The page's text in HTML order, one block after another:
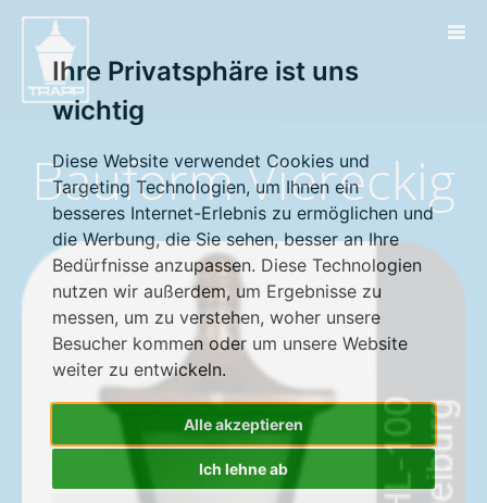
Ihre Privatsphäre ist uns
wichtig
Diese Website verwendet Cookies und
Targeting Technologien, um Ihnen ein
besseres Internet-Erlebnis zu ermöglichen und
die Werbung, die Sie sehen, besser an Ihre
Bedürfnisse anzupassen. Diese Technologien
nutzen wir außerdem, um Ergebnisse zu
messen, um zu verstehen, woher unsere
Besucher kommen oder um unsere Website
weiter zu entwickeln.
Alle akzeptieren
Ich lehne ab
Bauform Viereckig